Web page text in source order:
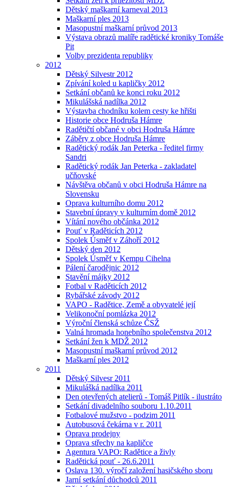
Dětský maškarní karneval 2013
Maškarní ples 2013
Masopustní maškarní průvod 2013
Výstava obrazů malíře radětické kroniky Tomáše
Pit
Volby prezidenta republiky
2012
Dětský Silvestr 2012
Zpívání koled u kapličky 2012
Setkání občanů ke konci roku 2012
Mikulášská nadílka 2012
Výstavba chodníku kolem cesty ke hřišti
Historie obce Hodruša Hámre
Radětičtí občané v obci Hodruša Hámre
Záběry z obce Hodruša Hámre
Radětický rodák Jan Peterka - ředitel firmy
Sandri
Radětický rodák Jan Peterka - zakladatel
učňovské
Návštěva občanů v obci Hodruša Hámre na
Slovensku
Oprava kulturního domu 2012
Stavební úpravy v kulturním domě 2012
Vítání nového občánka 2012
Pouť v Raděticích 2012
Spolek Úsměf v Záhoří 2012
Dětský den 2012
Spolek Úsměf v Kempu Cihelna
Pálení čarodějnic 2012
Stavění májky 2012
Fotbal v Raděticích 2012
Rybářské závody 2012
VAPO - Radětice, Země a obyvatelé její
Velikonoční pomlázka 2012
Výroční členská schůze ČSŽ
Valná hromada honebního společenstva 2012
Setkání žen k MDŽ 2012
Masopustní maškarní průvod 2012
Maškarní ples 2012
2011
Dětský Silvesr 2011
Mikulášká nadílka 2011
Den otevřených atelierů - Tomáš Pitlík - ilustráto
Setkání divadelního souboru 1.10.2011
Fotbalové mužstvo - podzim 2011
Autobusová čekárna v r. 2011
Oprava prodejny
Oprava střechy na kapličce
Agentura VAPO: Radětice a živly
Radětická pouť - 26.6.2011
Oslava 130. výročí založení hasičského sboru
Jarní setkání důchodců 2011